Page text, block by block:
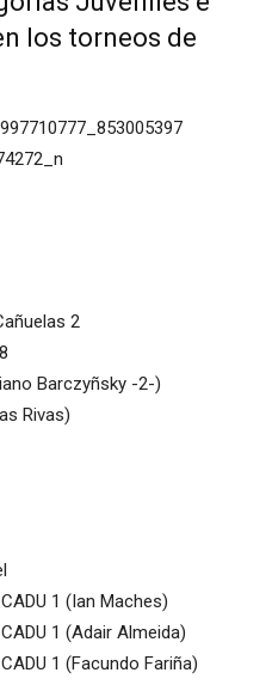
los torneos de
2
Barczyñsky -2-)
Rivas)
1 (Ian Maches)
1 (Adair Almeida)
1 (Facundo Fariña)